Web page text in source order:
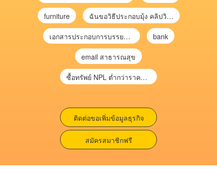
furniture ฉันขอวิธีประกอบมุ้ง คลิปวิดีโอ การประกอบมุ้ง
เอกสารประกอบการบรรยาย การประเมินความเสี่ยงเพื่อวางแผนการตรวจสอบ \ bank
email สาธารณสุข
ซื้อทรัพย์ NPL ต่ำกว่าราคาตลาด 30-70% แบบไม่ต้องไปประมูล”
ติดต่อขอเพิ่มข้อมูลธุรกิจ
สมัครสมาชิกฟรี